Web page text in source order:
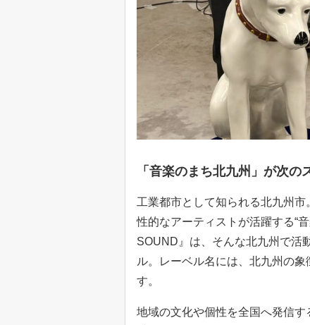
「音楽のまち北九州」が次の
工業都市として知られる北九州
性的なアーティストが活躍する“
SOUND』は、そんな北九州で活
ル。レーベル名には、北九州の
す。
地域の文化や個性を全国へ発信